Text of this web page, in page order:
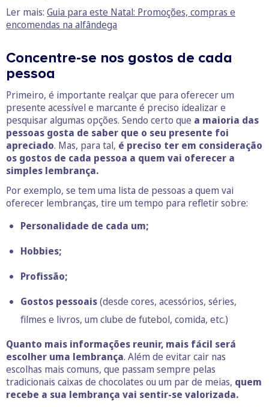
Ler mais: Guia para este Natal: Promoções, compras e
encomendas na alfândega
Concentre-se nos gostos de cada
pessoa
Primeiro, é importante realçar que para oferecer um
presente acessível e marcante é preciso idealizar e
pesquisar algumas opções. Sendo certo que a maioria das
pessoas gosta de saber que o seu presente foi
apreciado. Mas, para tal, é preciso ter em consideração
os gostos de cada pessoa a quem vai oferecer a
simples lembrança.
Por exemplo, se tem uma lista de pessoas a quem vai
oferecer lembranças, tire um tempo para refletir sobre:
Personalidade de cada um;
Hobbies;
Profissão;
Gostos pessoais(desde cores, acessórios, séries,
filmes e livros, um clube de futebol, comida, etc.)
Quanto mais informações reunir, mais fácil será
escolher uma lembrança. Além de evitar cair nas
escolhas mais comuns, que passam sempre pelas
tradicionais caixas de chocolates ou um par de meias, quem
recebe a sua lembrança vai sentir-se valorizada.